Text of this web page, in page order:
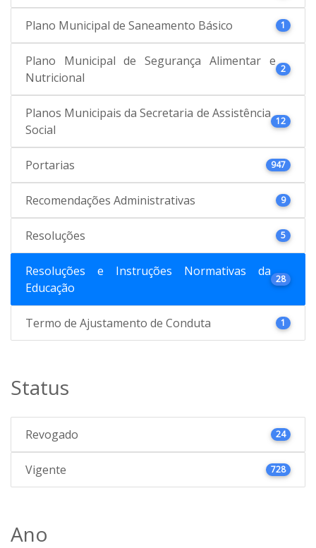
Plano Municipal de Saneamento Básico 1
Plano Municipal de Segurança Alimentar e
Nutricional
2
Planos Municipais da Secretaria de Assistência
Social
12
Portarias 947
Recomendações Administrativas 9
Resoluções 5
Resoluções e Instruções Normativas da
Educação
28
Termo de Ajustamento de Conduta 1
Status
Revogado 24
Vigente 728
Ano